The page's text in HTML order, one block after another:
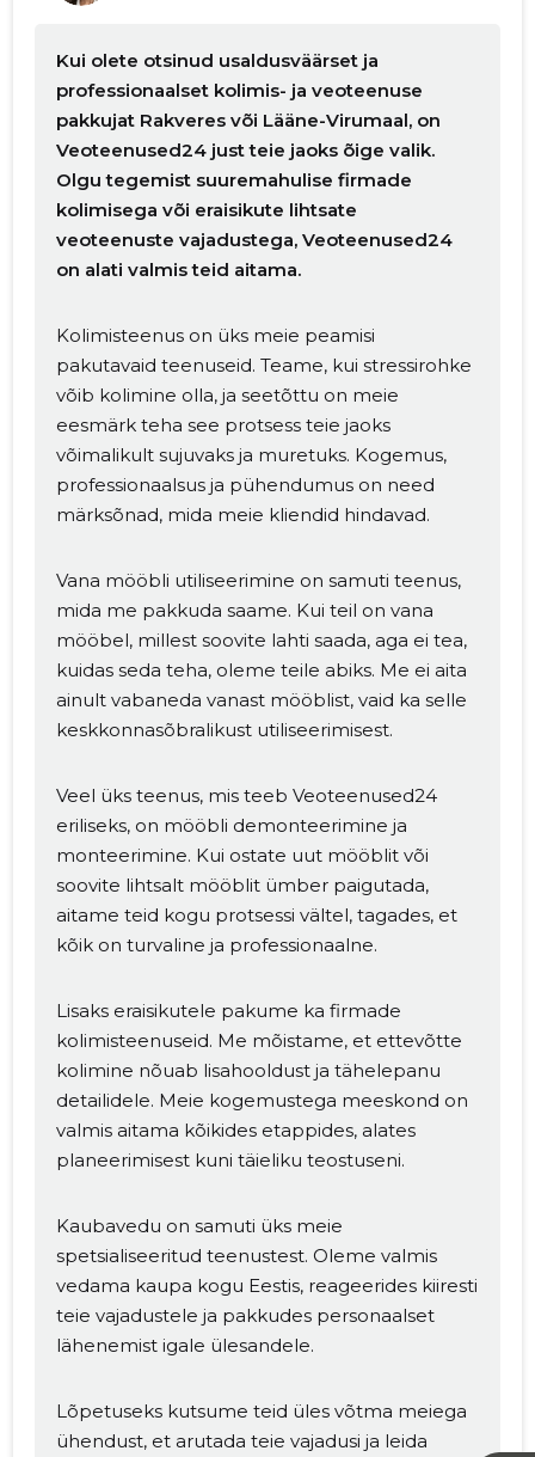
Kui olete otsinud usaldusväärset ja
professionaalset kolimis- ja veoteenuse
pakkujat Rakveres või Lääne-Virumaal, on
Veoteenused24 just teie jaoks õige valik.
Olgu tegemist suuremahulise firmade
kolimisega või eraisikute lihtsate
veoteenuste vajadustega, Veoteenused24
on alati valmis teid aitama.
Kolimisteenus on üks meie peamisi
pakutavaid teenuseid. Teame, kui stressirohke
võib kolimine olla, ja seetõttu on meie
eesmärk teha see protsess teie jaoks
võimalikult sujuvaks ja muretuks. Kogemus,
professionaalsus ja pühendumus on need
märksõnad, mida meie kliendid hindavad.
Vana mööbli utiliseerimine on samuti teenus,
mida me pakkuda saame. Kui teil on vana
mööbel, millest soovite lahti saada, aga ei tea,
kuidas seda teha, oleme teile abiks. Me ei aita
ainult vabaneda vanast mööblist, vaid ka selle
keskkonnasõbralikust utiliseerimisest.
Veel üks teenus, mis teeb Veoteenused24
eriliseks, on mööbli demonteerimine ja
monteerimine. Kui ostate uut mööblit või
soovite lihtsalt mööblit ümber paigutada,
aitame teid kogu protsessi vältel, tagades, et
kõik on turvaline ja professionaalne.
Lisaks eraisikutele pakume ka firmade
kolimisteenuseid. Me mõistame, et ettevõtte
kolimine nõuab lisahooldust ja tähelepanu
detailidele. Meie kogemustega meeskond on
valmis aitama kõikides etappides, alates
planeerimisest kuni täieliku teostuseni.
Kaubavedu on samuti üks meie
spetsialiseeritud teenustest. Oleme valmis
vedama kaupa kogu Eestis, reageerides kiiresti
teie vajadustele ja pakkudes personaalset
lähenemist igale ülesandele.
Lõpetuseks kutsume teid üles võtma meiega
ühendust, et arutada teie vajadusi ja leida